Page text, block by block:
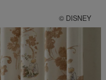
© DISNEY